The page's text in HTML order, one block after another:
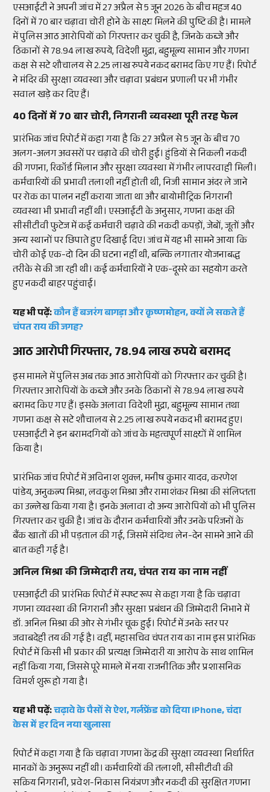
एसआईटी ने अपनी जांच में 27 अप्रैल से 5 जून 2026 के बीच महज 40
दिनों में 70 बार चढ़ावा चोरी होने के साक्ष्य मिलने की पुष्टि की है। मामले
में पुलिस आठ आरोपियों को गिरफ्तार कर चुकी है, जिनके कब्जे और
ठिकानों से 78.94 लाख रुपये, विदेशी मुद्रा, बहुमूल्य सामान और गणना
कक्ष से सटे शौचालय से 2.25 लाख रुपये नकद बरामद किए गए हैं। रिपोर्ट
ने मंदिर की सुरक्षा व्यवस्था और चढ़ावा प्रबंधन प्रणाली पर भी गंभीर
सवाल खड़े कर दिए हैं।
40 दिनों में 70 बार चोरी, निगरानी व्यवस्था पूरी तरह फेल
प्रारंभिक जांच रिपोर्ट में कहा गया है कि 27 अप्रैल से 5 जून के बीच 70
अलग-अलग अवसरों पर चढ़ावे की चोरी हुई। हुंडियों से निकली नकदी
की गणना, रिकॉर्ड मिलान और सुरक्षा व्यवस्था में गंभीर लापरवाही मिली।
कर्मचारियों की प्रभावी तलाशी नहीं होती थी, निजी सामान अंदर ले जाने
पर रोक का पालन नहीं कराया जाता था और बायोमीट्रिक निगरानी
व्यवस्था भी प्रभावी नहीं थी। एसआईटी के अनुसार, गणना कक्ष की
सीसीटीवी फुटेज में कई कर्मचारी चढ़ावे की नकदी कपड़ों, जेबों, जूतों और
अन्य स्थानों पर छिपाते हुए दिखाई दिए। जांच में यह भी सामने आया कि
चोरी कोई एक-दो दिन की घटना नहीं थी, बल्कि लगातार योजनाबद्ध
तरीके से की जा रही थी। कई कर्मचारियों ने एक-दूसरे का सहयोग करते
हुए नकदी बाहर पहुंचाई।
यह भी पढ़ें:कौन हैं बजरंग बागड़ा और कृष्णमोहन, क्यों ले सकते हैं
चंपत राय की जगह?
आठ आरोपी गिरफ्तार, 78.94 लाख रुपये बरामद
इस मामले में पुलिस अब तक आठ आरोपियों को गिरफ्तार कर चुकी है।
गिरफ्तार आरोपियों के कब्जे और उनके ठिकानों से 78.94 लाख रुपये
बरामद किए गए हैं। इसके अलावा विदेशी मुद्रा, बहुमूल्य सामान तथा
गणना कक्ष से सटे शौचालय से 2.25 लाख रुपये नकद भी बरामद हुए।
एसआईटी ने इन बरामदगियों को जांच के महत्वपूर्ण साक्ष्यों में शामिल
किया है।
प्रारंभिक जांच रिपोर्ट में अविनाश शुक्ल, मनीष कुमार यादव, करणेश
पांडेय, अनुकल्प मिश्रा, लवकुश मिश्रा और रामाशंकर मिश्रा की संलिप्तता
का उल्लेख किया गया है। इनके अलावा दो अन्य आरोपियों को भी पुलिस
गिरफ्तार कर चुकी है। जांच के दौरान कर्मचारियों और उनके परिजनों के
बैंक खातों की भी पड़ताल की गई, जिसमें संदिग्ध लेन-देन सामने आने की
बात कही गई है।
अनिल मिश्रा की जिम्मेदारी तय, चंपत राय का नाम नहीं
एसआईटी की प्रारंभिक रिपोर्ट में स्पष्ट रूप से कहा गया है कि चढ़ावा
गणना व्यवस्था की निगरानी और सुरक्षा प्रबंधन की जिम्मेदारी निभाने में
डॉ. अनिल मिश्रा की ओर से गंभीर चूक हुई। रिपोर्ट में उनके स्तर पर
जवाबदेही तय की गई है। वहीं, महासचिव चंपत राय का नाम इस प्रारंभिक
रिपोर्ट में किसी भी प्रकार की प्रत्यक्ष जिम्मेदारी या आरोप के साथ शामिल
नहीं किया गया, जिससे पूरे मामले में नया राजनीतिक और प्रशासनिक
विमर्श शुरू हो गया है।
यह भी पढ़ें:चढ़ावे के पैसों से ऐश, गर्लफ्रेंड को दिया iPhone, चंदा
केस में हर दिन नया खुलासा
रिपोर्ट में कहा गया है कि चढ़ावा गणना केंद्र की सुरक्षा व्यवस्था निर्धारित
मानकों के अनुरूप नहीं थी। कर्मचारियों की तलाशी, सीसीटीवी की
सक्रिय निगरानी, प्रवेश-निकास नियंत्रण और नकदी की सुरक्षित गणना